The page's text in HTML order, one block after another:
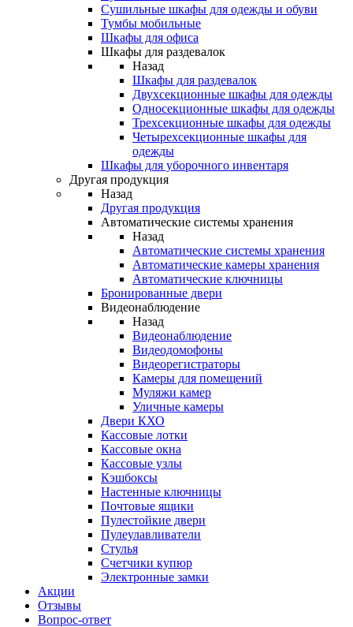
Сушильные шкафы для одежды и обуви
Тумбы мобильные
Шкафы для офиса
Шкафы для раздевалок
Назад
Шкафы для раздевалок
Двухсекционные шкафы для одежды
Односекционные шкафы для одежды
Трехсекционные шкафы для одежды
Четырехсекционные шкафы для
одежды
Шкафы для уборочного инвентаря
Другая продукция
Назад
Другая продукция
Автоматические системы хранения
Назад
Автоматические системы хранения
Автоматические камеры хранения
Автоматические ключницы
Бронированные двери
Видеонаблюдение
Назад
Видеонаблюдение
Видеодомофоны
Видеорегистраторы
Камеры для помещений
Муляжи камер
Уличные камеры
Двери КХО
Кассовые лотки
Кассовые окна
Кассовые узлы
Кэшбоксы
Настенные ключницы
Почтовые ящики
Пулестойкие двери
Пулеулавливатели
Стулья
Счетчики купюр
Электронные замки
Акции
Отзывы
Вопрос-ответ